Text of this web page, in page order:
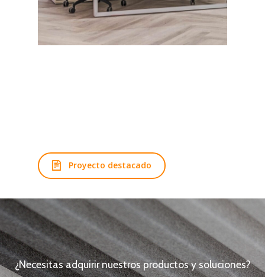
Proyecto destacado
¿Necesitas adquirir nuestros productos y soluciones?